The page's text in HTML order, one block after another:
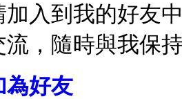
加入到我的好友
流，隨時與我保
為好友